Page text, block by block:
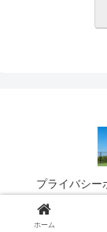
プライバシー
ホーム